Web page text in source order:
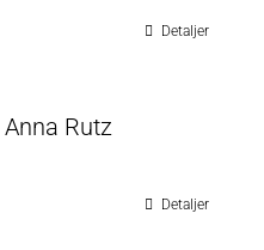
Detaljer
Rutz
Detaljer